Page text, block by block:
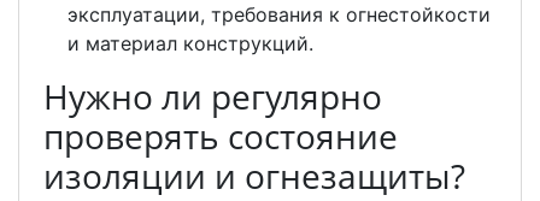
эксплуатации, требования к огнестойкости
и материал конструкций.
Нужно ли регулярно
проверять состояние
изоляции и огнезащиты?